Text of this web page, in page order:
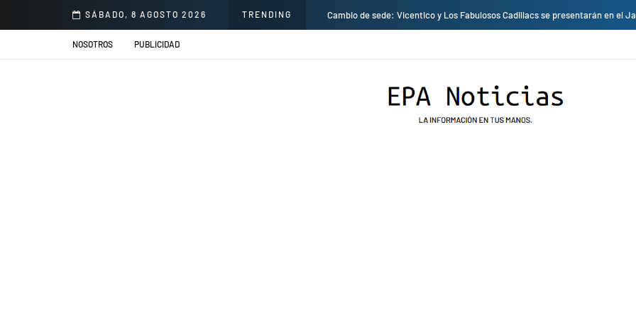
SÁBADO, 8 AGOSTO 2026 TRENDING
se presentarán en el Jardín de la Cerveza Arequipeña Empresas privadas donan equipos al hospital Honorio Delgado para mejorar
NOSOTROS PUBLICIDAD